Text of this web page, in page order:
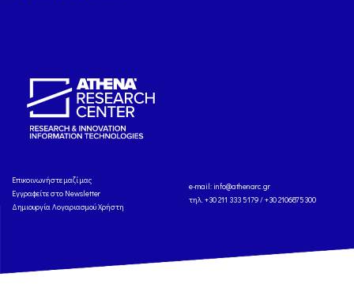
Eπικοινωνήστε μαζί μας
Εγγραφείτε στο Newsletter
Δημιουργία Λογαριασμού Χρήστη
e-mail: info@athenarc.gr
τηλ. +30 211 333 5179 / +30 2106875300